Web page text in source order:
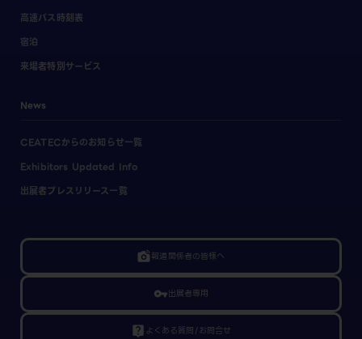
高速バス時刻表
宿泊
来場者特別サービス
News
CEATECからのお知らせ一覧
Exhibitors Updated Info
出展者プレスリリース一覧
linked_camera報道関係者の皆様へ
vpn_key出展者専用
live_help よくある質問/お問合せ